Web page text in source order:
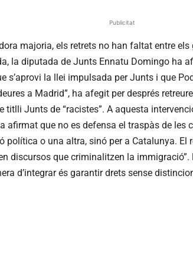
Publicitat
majoria, els retrets no han faltat entre
la diputada de Junts Ennatu Domingo ha
s’aprovi la llei impulsada per Junts i que
a Madrid”, ha afegit per després
titlli Junts de “racistes”. A aquesta
afirmat que no es defensa el traspàs de les
política o una altra, sinó per a Catalunya. El
discursos que criminalitzen la
d’integrar és garantir drets sense